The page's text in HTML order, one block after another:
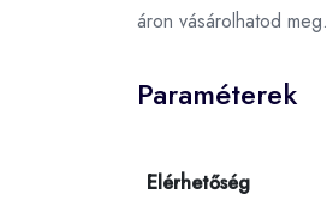
áron vásárolhatod meg.
Paraméterek
Elérhetőség